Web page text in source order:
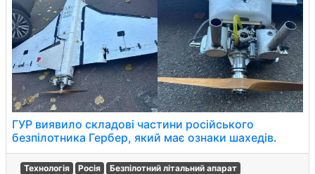
ГУР виявило складові частини російського
безпілотника Гербер, який має ознаки шахедів.
Технологія Росія Безпілотний літальний апарат